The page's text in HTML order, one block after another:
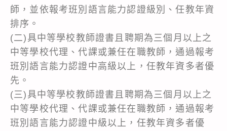
師，並依報考班別語言能力認證級別、任教年資
排序。
(二)具中等學校教師證書且聘期為三個月以上之
中等學校代理、代課或兼任在職教師，通過報考
班別語言能力認證中高級以上，任教年資多者優
先。
(三)具中等學校教師證書且聘期為三個月以上之
中等學校代理、代課或兼任在職教師，通過報考
班別語言能力認證中級以上，任教年資多者優